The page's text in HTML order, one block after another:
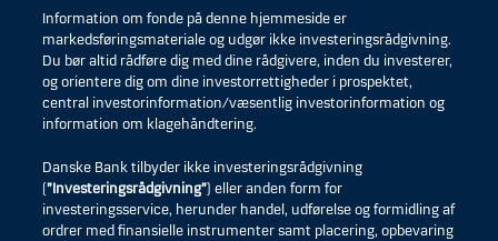
Information om fonde på denne hjemmeside er
markedsføringsmateriale og udgør ikke investeringsrådgivning.
Du bør altid rådføre dig med dine rådgivere, inden du investerer,
og orientere dig om dine investorrettigheder i prospektet,
central investorinformation/væsentlig investorinformation og
information om klagehåndtering.
Danske Bank tilbyder ikke investeringsrådgivning
(”Investeringsrådgivning”) eller anden form for
investeringsservice, herunder handel, udførelse og formidling af
ordrer med finansielle instrumenter samt placering, opbevaring